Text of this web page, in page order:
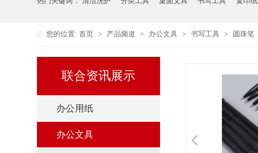
您的位置: 首页 > 产品频道 > 办公文具 > 书写工具 > 圆珠笔
联合资讯展示
办公用纸
办公文具